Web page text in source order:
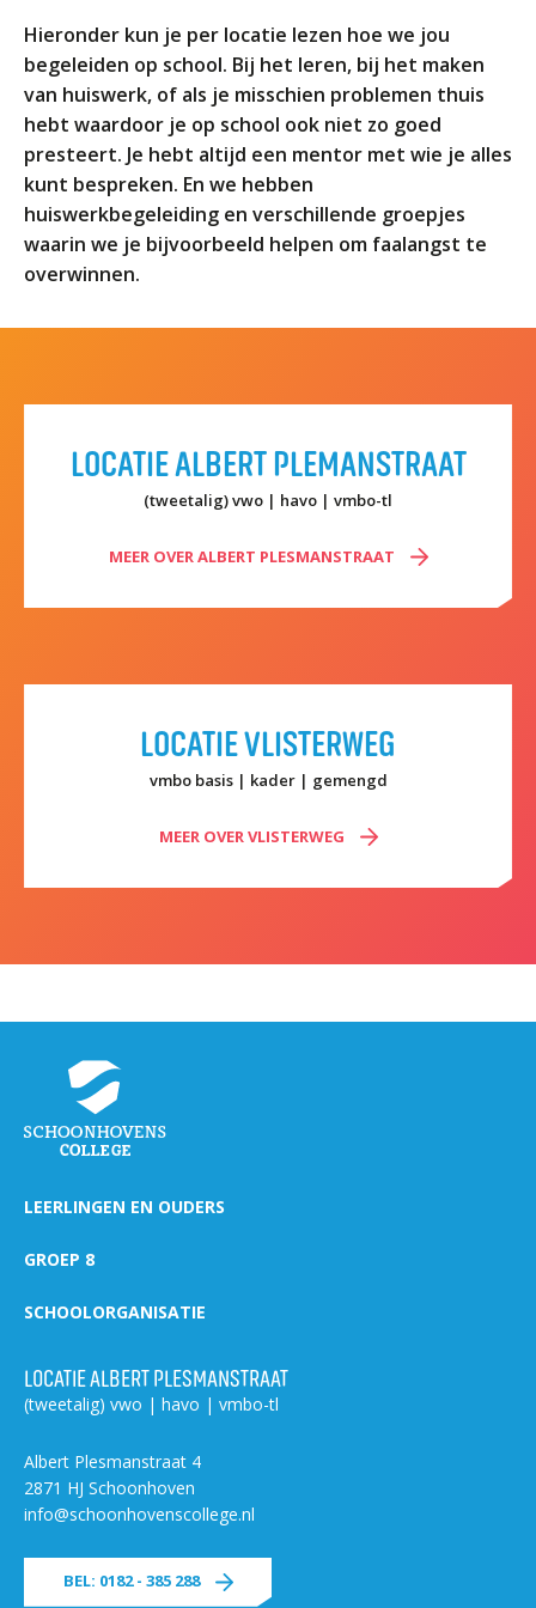
Locaties
Missie en visie
Organisatie
Klachten en integriteit
GROEP 8
Kennismaking / Open dagen
Projectklassen vmbo-tl, havo, vwo en tweetalig
vwo
Welke opleidingen bieden we aan?
ZOEKEN MAGISTER AURA SCHOOL
Hieronder kun je per locatie lezen hoe we jou
begeleiden op school. Bij het leren, bij het maken
van huiswerk, of als je misschien problemen thuis
hebt waardoor je op school ook niet zo goed
presteert. Je hebt altijd een mentor met wie je alles
kunt bespreken. En we hebben
huiswerkbegeleiding en verschillende groepjes
waarin we je bijvoorbeeld helpen om faalangst te
overwinnen.
LOCATIE ALBERT PLEMANSTRAAT
(tweetalig) vwo | havo | vmbo-tl
MEER OVER ALBERT PLESMANSTRAAT
LOCATIE VLISTERWEG
vmbo basis | kader | gemengd
MEER OVER VLISTERWEG
LEERLINGEN EN OUDERS
GROEP 8
SCHOOLORGANISATIE
LOCATIE ALBERT PLESMANSTRAAT
(tweetalig) vwo | havo | vmbo-tl
Albert Plesmanstraat 4
2871 HJ Schoonhoven
info@schoonhovenscollege.nl
BEL: 0182 - 385 288